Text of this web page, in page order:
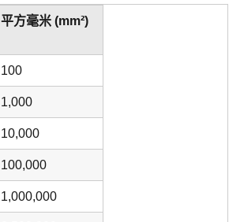
平方毫米 (mm²)
100
1,000
10,000
100,000
1,000,000